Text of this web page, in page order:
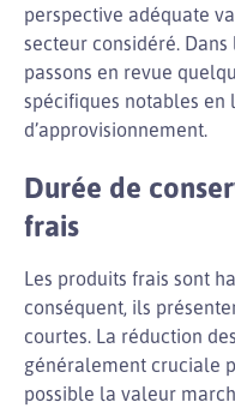
perspective adéquate
secteur considéré.
passons en revue
spécifiques notables en
d’approvisionnement.
Durée de
frais
Les produits frais sont
conséquent, ils
courtes. La réduction
généralement cruciale
possible la valeur